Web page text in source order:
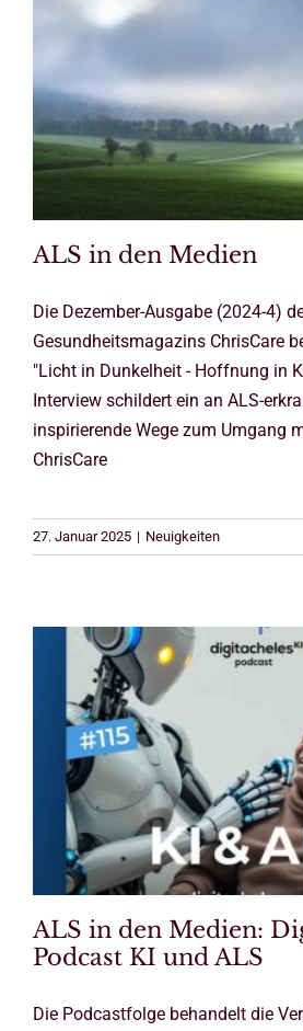
ALS in den Medien
Die Dezember-Ausgabe (2024-4)
Gesundheitsmagazins ChrisCare
"Licht in Dunkelheit - Hoffnung in
Interview schildert ein an ALS-
inspirierende Wege zum Umgang
ChrisCare
27. Januar 2025 | Neuigkeiten
ALS in den Medien:
Podcast KI und ALS
Die Podcastfolge behandelt die